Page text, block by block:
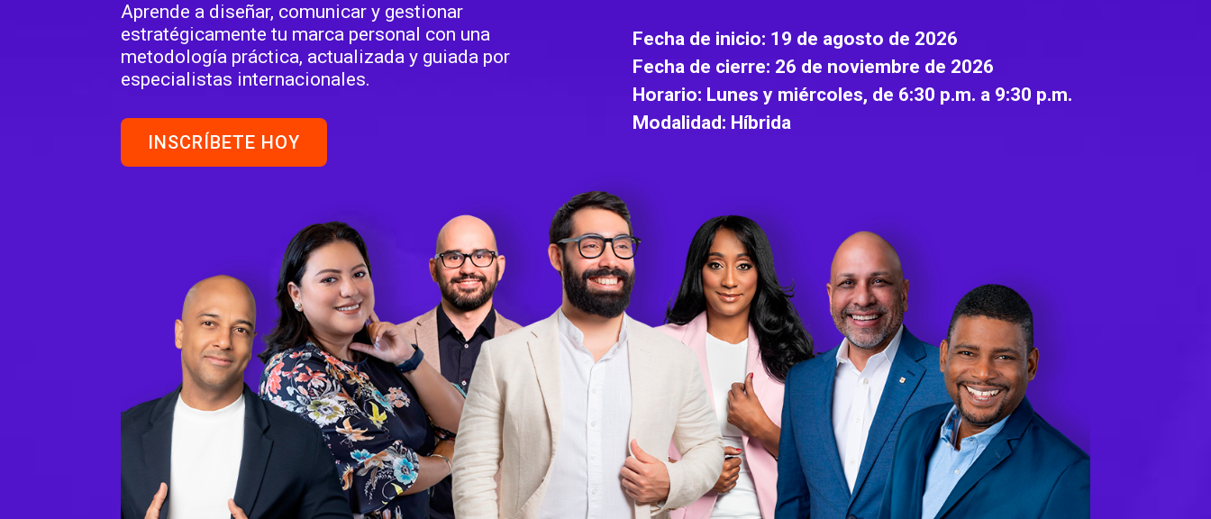
Aprende a diseñar, comunicar y gestionar
estratégicamente tu marca personal con una
metodología práctica, actualizada y guiada por
especialistas internacionales.
INSCRÍBETE HOY
Fecha de inicio: 19 de agosto de 2026
Fecha de cierre: 26 de noviembre de 2026
Horario: Lunes y miércoles, de 6:30 p.m. a 9:30 p.m.
Modalidad: Híbrida